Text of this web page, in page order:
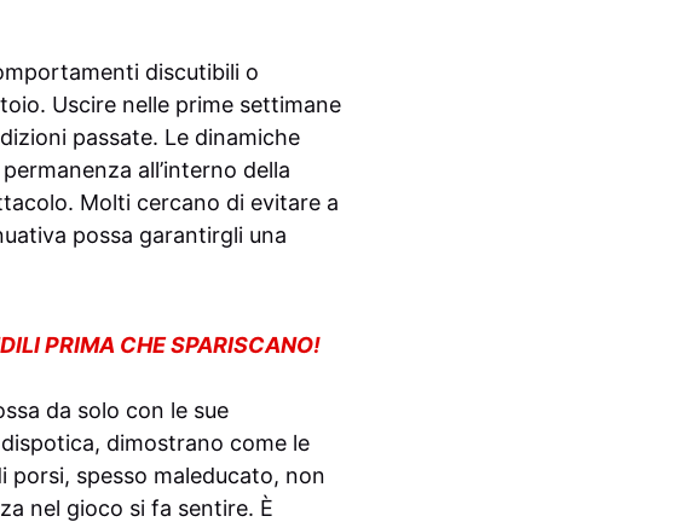
discutibili o
Uscire nelle prime settimane
passate. Le dinamiche
all’interno della
Molti cercano di evitare a
possa garantirgli una
PRIMA CHE SPARISCANO!
da solo con le sue
dimostrano come le
porsi, spesso maleducato, non
nel gioco si fa sentire. È